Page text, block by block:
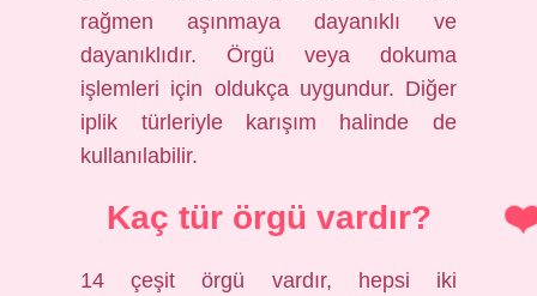
rağmen aşınmaya dayanıklı ve
dayanıklıdır. Örgü veya dokuma
işlemleri için oldukça uygundur. Diğer
iplik türleriyle karışım halinde de
kullanılabilir.
Kaç tür örgü vardır?
14 çeşit örgü vardır, hepsi iki